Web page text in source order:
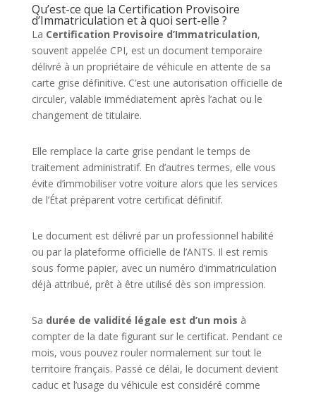
Qu’est-ce que la Certification Provisoire
d’Immatriculation et à quoi sert-elle ?
La Certification Provisoire d’Immatriculation,
souvent appelée CPI, est un document temporaire
délivré à un propriétaire de véhicule en attente de sa
carte grise définitive. C’est une autorisation officielle de
circuler, valable immédiatement après l’achat ou le
changement de titulaire.
Elle remplace la carte grise pendant le temps de
traitement administratif. En d’autres termes, elle vous
évite d’immobiliser votre voiture alors que les services
de l’État préparent votre certificat définitif.
Le document est délivré par un professionnel habilité
ou par la plateforme officielle de l’ANTS. Il est remis
sous forme papier, avec un numéro d’immatriculation
déjà attribué, prêt à être utilisé dès son impression.
Sa durée de validité légale est d’un mois à
compter de la date figurant sur le certificat. Pendant ce
mois, vous pouvez rouler normalement sur tout le
territoire français. Passé ce délai, le document devient
caduc et l’usage du véhicule est considéré comme